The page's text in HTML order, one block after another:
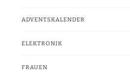
ADVENTSKALENDER
ELEKTRONIK
FRAUEN